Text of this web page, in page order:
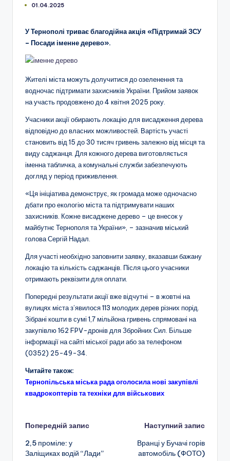
01.04.2025
У Тернополі триває благодійна акція «Підтримай ЗСУ
– Посади іменне дерево».
Жителі міста можуть долучитися до озеленення та
водночас підтримати захисників України. Прийом заявок
на участь продовжено до 4 квітня 2025 року.
Учасники акції обирають локацію для висадження дерева
відповідно до власних можливостей. Вартість участі
становить від 15 до 30 тисяч гривень залежно від місця та
виду саджанця. Для кожного дерева виготовляється
іменна табличка, а комунальні служби забезпечують
догляд у період приживлення.
«Ця ініціатива демонструє, як громада може одночасно
дбати про екологію міста та підтримувати наших
захисників. Кожне висаджене дерево – це внесок у
майбутнє Тернополя та України», – зазначив міський
голова Сергій Надал.
Для участі необхідно заповнити заявку, вказавши бажану
локацію та кількість саджанців. Після цього учасники
отримають реквізити для оплати.
Попередні результати акції вже відчутні – в жовтні на
вулицях міста з’явилося 113 молодих дерев різних порід.
Зібрані кошти в сумі 1,7 мільйона гривень спрямовані на
закупівлю 162 FPV-дронів для Збройних Сил. Більше
інформації на сайті міської ради або за телефоном
(0352) 25-49-34.
Читайте також:
Тернопільська міська рада оголосила нові закупівлі
квадрокоптерів та техніки для військових
Навігація
по
Попередній запис
2,5 проміле: у
Заліщиках водій “Лади”
Наступний запис
Вранці у Бучачі горів
автомобіль (ФОТО)